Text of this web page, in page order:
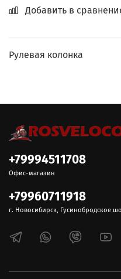
Добавить в
Рулевая колонка
+79994511708
Офис-магазин
+79960711918
г. Новосибирск, Гусинобродское